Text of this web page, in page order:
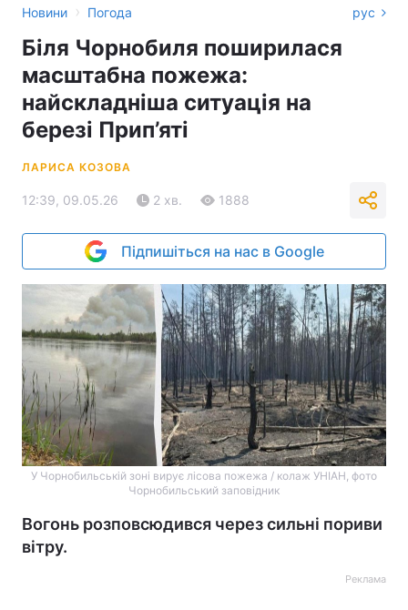
Новини › Погода рус
Біля Чорнобиля поширилася
масштабна пожежа:
найскладніша ситуація на
березі Прип’яті
ЛАРИСА КОЗОВА
12:39, 09.05.26 2 хв. 1888
Підпишіться на нас в Google
У Чорнобильській зоні вирує лісова пожежа / колаж УНІАН, фото
Чорнобильський заповідник
Вогонь розповсюдився через сильні пориви
вітру.
Реклама